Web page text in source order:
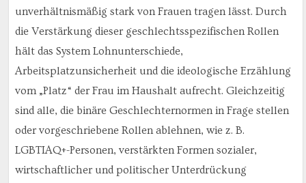
unverhältnismäßig stark von Frauen tragen lässt. Durch
die Verstärkung dieser geschlechtsspezifischen Rollen
hält das System Lohnunterschiede,
Arbeitsplatzunsicherheit und die ideologische Erzählung
vom „Platz“ der Frau im Haushalt aufrecht. Gleichzeitig
sind alle, die binäre Geschlechternormen in Frage stellen
oder vorgeschriebene Rollen ablehnen, wie z. B.
LGBTIAQ+-Personen, verstärkten Formen sozialer,
wirtschaftlicher und politischer Unterdrückung